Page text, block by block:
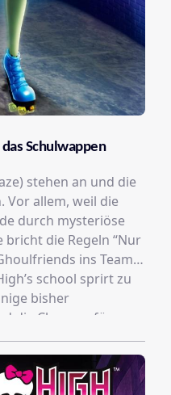
Schulwappen
stehen an und die
Vor allem, weil die
durch mysteriöse
die Regeln “Nur
ins Team
school sprirt zu
bisher
die Chancen für
stehen sicher, wenn
wären.